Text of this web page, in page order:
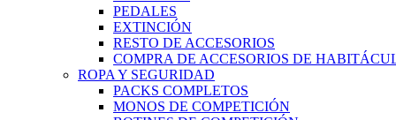
PEDALES
EXTINCIÓN
RESTO DE ACCESORIOS
COMPRA DE ACCESORIOS DE
ROPA Y SEGURIDAD
PACKS COMPLETOS
MONOS DE COMPETICIÓN